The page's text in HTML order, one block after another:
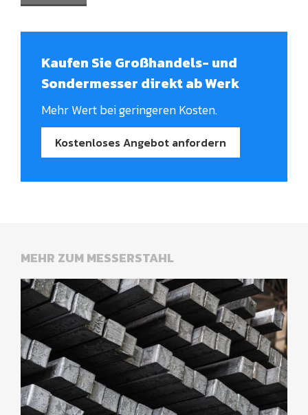
Kaufen Sie Großhandels- und
Sondermesser direkt ab Werk
Mehr Wert bei geringeren Kosten.
Kostenloses Angebot anfordern
MEHR ZUM MESSERSTAHL